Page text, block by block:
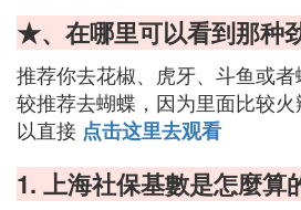
★、在哪里可以看到那种
推荐你去花椒、虎牙、斗鱼或
较推荐去蝴蝶，因为里面比较
以直接 点击这里去观看
1. 上海社保基數是怎麼算